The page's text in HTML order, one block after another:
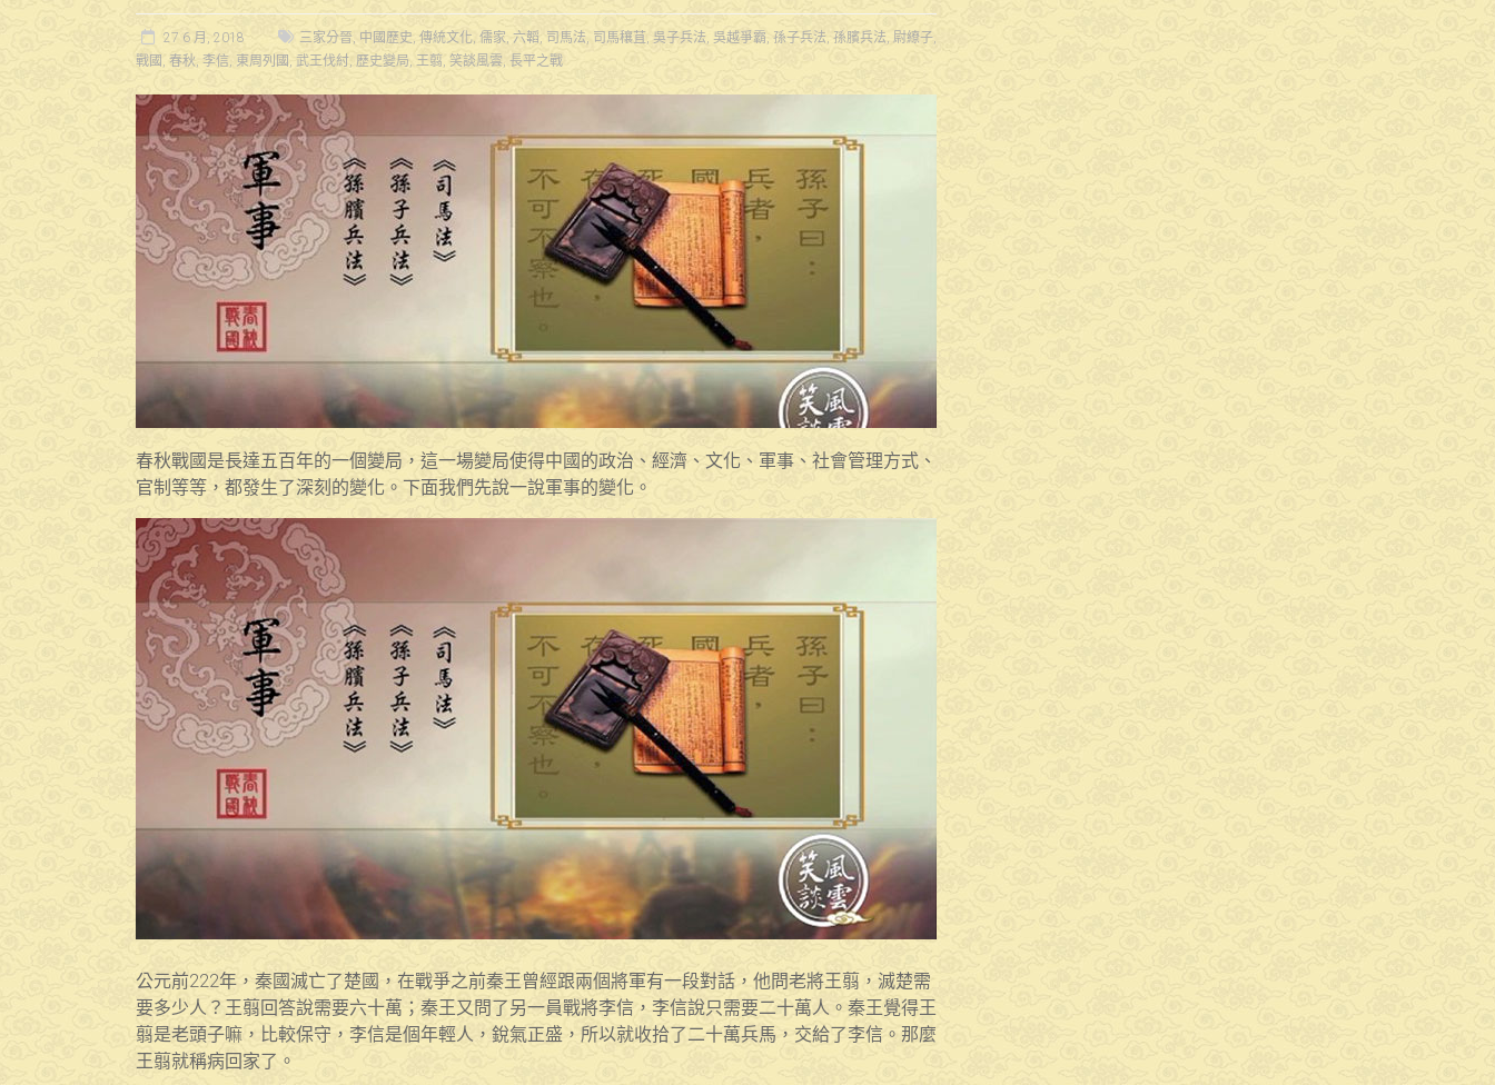
27 6 月, 2018 三家分晉, 中國歷史, 傳統文化, 儒家, 六韜, 司馬法, 司馬穰苴 , 吳子兵法, 吳越爭霸, 孫子兵法, 孫臏兵法, 尉繚子,
戰國 , 春秋, 李信, 東周列國 , 武王伐紂, 歷史變局, 王翦, 笑談風雲, 長平之戰
春秋戰國是長達五百年的一個變局，這一場變局使得中國的政治、經濟、文化、軍事、社會管理方式、
官制等等，都發生了深刻的變化。下面我們先說一說軍事的變化。
公元前222年，秦國滅亡了楚國，在戰爭之前秦王曾經跟兩個將軍有一段對話，他問老將王翦，滅楚需
要多少人？王翦回答說需要六十萬；秦王又問了另一員戰將李信，李信說只需要二十萬人。秦王覺得王
翦是老頭子嘛，比較保守，李信是個年輕人，銳氣正盛，所以就收拾了二十萬兵馬，交給了李信。那麼
王翦就稱病回家了。